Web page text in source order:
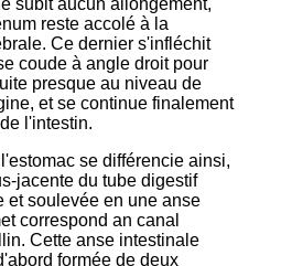
subit aucun allongement,
reste accolé à la
Ce dernier s'infléchit
coude à angle droit pour
presque au niveau de
et se continue finalement
l'intestin.
se différencie ainsi,
jacente du tube digestif
et soulevée en une anse
correspond an canal
Cette anse intestinale
formée de deux